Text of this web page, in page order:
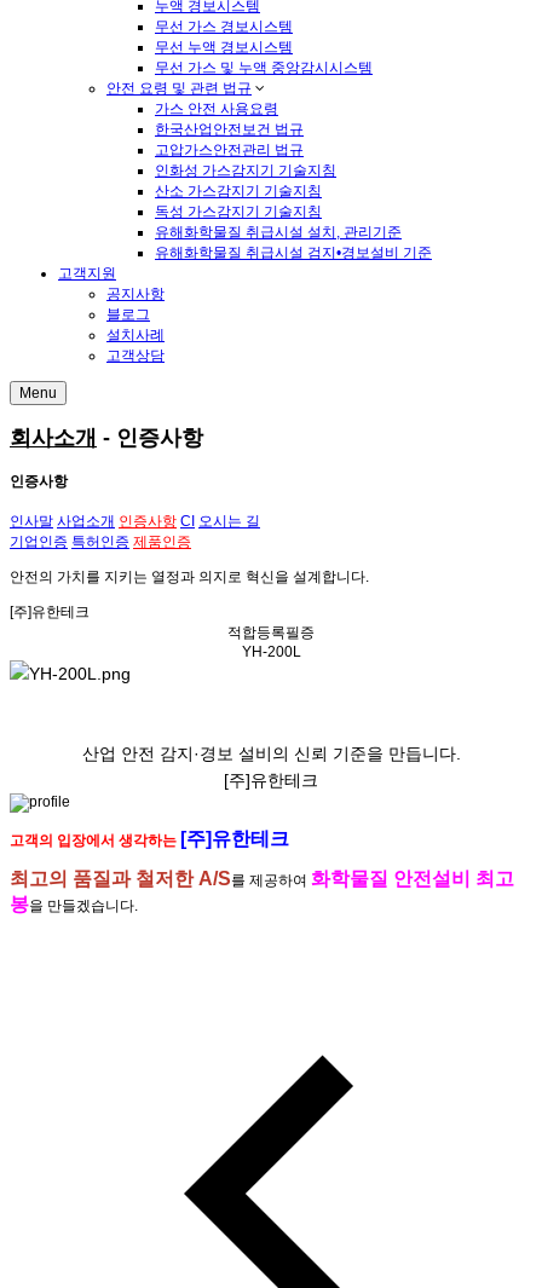
누액 경보시스템
무선 가스 경보시스템
무선 누액 경보시스템
무선 가스 및 누액 중앙감시시스템
안전 요령 및 관련 법규
가스 안전 사용요령
한국산업안전보건 법규
고압가스안전관리 법규
인화성 가스감지기 기술지침
산소 가스감지기 기술지침
독성 가스감지기 기술지침
유해화학물질 취급시설 설치, 관리기준
유해화학물질 취급시설 검지•경보설비 기준
고객지원
공지사항
블로그
설치사례
고객상담
Menu
회사소개 - 인증사항
인증사항
인사말 사업소개 인증사항 CI 오시는 길
기업인증 특허인증 제품인증
안전의 가치를 지키는 열정과 의지로 혁신을 설계합니다.
[주]유한테크
적합등록필증
YH-200L
산업 안전 감지·경보 설비의 신뢰 기준을 만듭니다.
[주]유한테크
고객의 입장에서 생각하는 [주]유한테크
최고의 품질과 철저한 A/S를 제공하여 화학물질 안전설비 최고
봉을 만들겠습니다.